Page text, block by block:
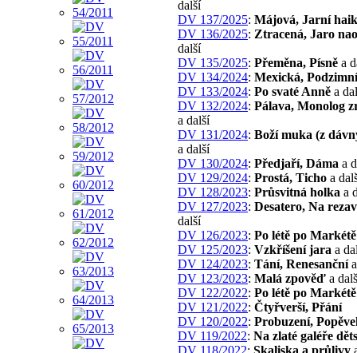
další
DV 137/2025: Májová, Jarní
DV 136/2025: Ztracená, Jaro
další
DV 135/2025: Přeměna, Písně a
DV 134/2024: Mexická, Podzimní
DV 133/2024: Po svaté Anně a
DV 132/2024: Pálava, Monolog
a další
DV 131/2024: Boží muka (z
a další
DV 130/2024: Předjaří, Dáma a
DV 129/2024: Prostá, Ticho a
DV 128/2023: Průsvitná holka a
DV 127/2023: Desatero, Na
další
DV 126/2023: Po létě po Markétě
DV 125/2023: Vzkříšení jara a
DV 124/2023: Tání, Renesanční
DV 123/2023: Malá zpověď a
DV 122/2022: Po létě po Markétě
DV 121/2022: Čtyřverší, Přání
DV 120/2022: Probuzení,
DV 119/2022: Na zlaté galéře
DV 118/2022: Skaliska a průlivy